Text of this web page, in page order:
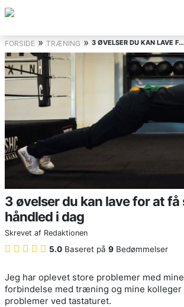
FORSIDE » TRÆNING » 3 ØVELSER DU KAN LAVE FOR AT FÅ STÆRKERE HÅNDLED I DAG
3 øvelser du kan lave for at
håndled i dag
Skrevet af Redaktionen
5.0 Baseret på 9 Bedømmelser
Jeg har oplevet store problemer med
forbindelse med træning og mine kolleger
problemer ved tastaturet.